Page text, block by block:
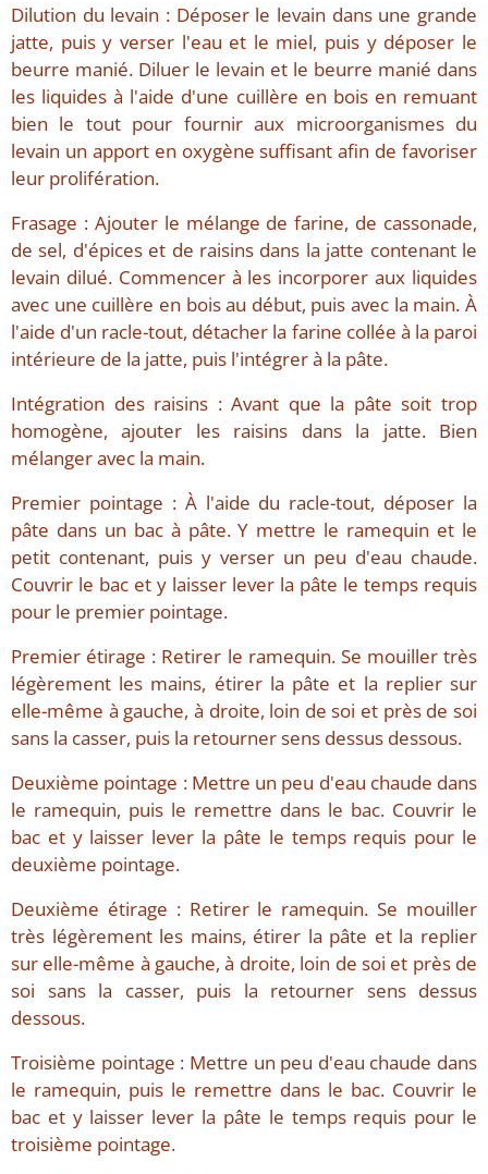
Dilution du levain : Déposer le levain dans une grande
jatte, puis y verser l'eau et le miel, puis y déposer le
beurre manié. Diluer le levain et le beurre manié dans
les liquides à l'aide d'une cuillère en bois en remuant
bien le tout pour fournir aux microorganismes du
levain un apport en oxygène suffisant afin de favoriser
leur prolifération.
Frasage : Ajouter le mélange de farine, de cassonade,
de sel, d'épices et de raisins dans la jatte contenant le
levain dilué. Commencer à les incorporer aux liquides
avec une cuillère en bois au début, puis avec la main. À
l'aide d'un racle-tout, détacher la farine collée à la paroi
intérieure de la jatte, puis l'intégrer à la pâte.
Intégration des raisins : Avant que la pâte soit trop
homogène, ajouter les raisins dans la jatte. Bien
mélanger avec la main.
Premier pointage : À l'aide du racle-tout, déposer la
pâte dans un bac à pâte. Y mettre le ramequin et le
petit contenant, puis y verser un peu d'eau chaude.
Couvrir le bac et y laisser lever la pâte le temps requis
pour le premier pointage.
Premier étirage : Retirer le ramequin. Se mouiller très
légèrement les mains, étirer la pâte et la replier sur
elle-même à gauche, à droite, loin de soi et près de soi
sans la casser, puis la retourner sens dessus dessous.
Deuxième pointage : Mettre un peu d'eau chaude dans
le ramequin, puis le remettre dans le bac. Couvrir le
bac et y laisser lever la pâte le temps requis pour le
deuxième pointage.
Deuxième étirage : Retirer le ramequin. Se mouiller
très légèrement les mains, étirer la pâte et la replier
sur elle-même à gauche, à droite, loin de soi et près de
soi sans la casser, puis la retourner sens dessus
dessous.
Troisième pointage : Mettre un peu d'eau chaude dans
le ramequin, puis le remettre dans le bac. Couvrir le
bac et y laisser lever la pâte le temps requis pour le
troisième pointage.